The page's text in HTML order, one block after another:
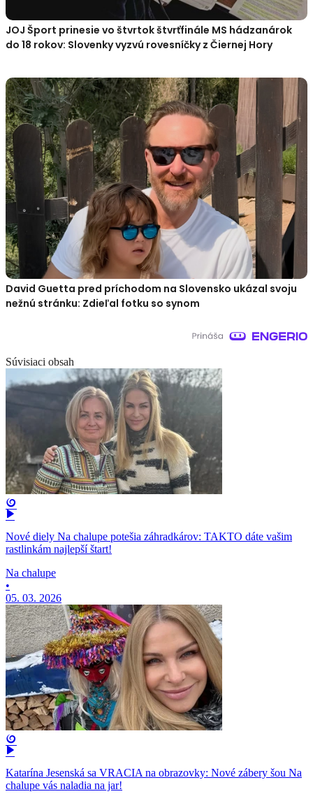
JOJ Šport prinesie vo štvrtok štvrťfinále MS hádzanárok
do 18 rokov: Slovenky vyzvú rovesníčky z Čiernej Hory
David Guetta pred príchodom na Slovensko ukázal svoju
nežnú stránku: Zdieľal fotku so synom
Súvisiaci obsah
Nové diely Na chalupe potešia záhradkárov: TAKTO dáte vašim
rastlinkám najlepší štart!
Na chalupe
•
05. 03. 2026
Katarína Jesenská sa VRACIA na obrazovky: Nové zábery šou Na
chalupe vás naladia na jar!